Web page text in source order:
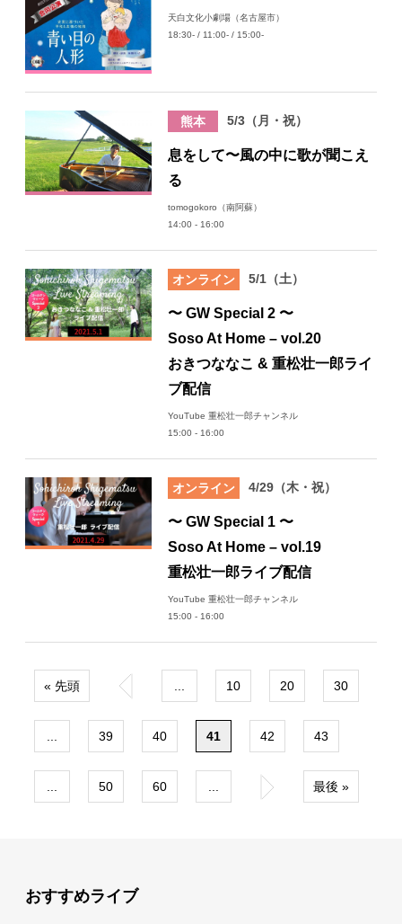
天白文化小劇場（名古屋市）
18:30- / 11:00- / 15:00-
熊本 5/3（月・祝）
息をして〜風の中に歌が聞こえ
る
tomogokoro（南阿蘇）
14:00 - 16:00
オンライン 5/1（土）
〜 GW Special 2 〜
Soso At Home – vol.20
おきつななこ & 重松壮一郎ライ
ブ配信
YouTube 重松壮一郎チャンネル
15:00 - 16:00
オンライン 4/29（木・祝）
〜 GW Special 1 〜
Soso At Home – vol.19
重松壮一郎ライブ配信
YouTube 重松壮一郎チャンネル
15:00 - 16:00
« 先頭 « ... 10 20 30
... 39 40 41 42 43
... 50 60 ... » 最後 »
おすすめライブ